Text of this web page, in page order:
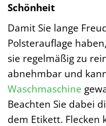
Schönheit
Damit Sie lange
Polsterauflage
sie regelmäßig zu
abnehmbar und
Waschmaschine
Beachten Sie dabei
dem Etikett. Flecken